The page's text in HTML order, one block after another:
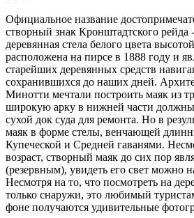
Официальное название
створный знак Кронштадтского рейда
деревянная стела белого цвета
расположена на пирсе в 1888 году и
старейших деревянных средств
сохранившихся до наших дней.
Минотти мечтали построить маяк из
широкую арку в нижней части
сухой док суда для ремонта. Но в
маяк в форме стелы, венчающей
Купеческой и Средней гаванями.
возраст, створный маяк до сих пор
(резервным), увидеть его свет можно
Несмотря на то, что посмотреть на
только снаружи, это любимый
фоне получаются удивительные